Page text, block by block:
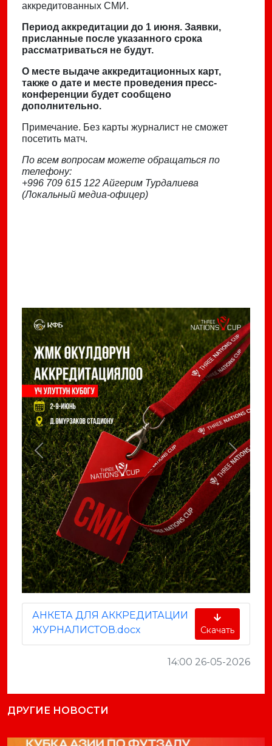
аккредитованных СМИ.
Период аккредитации до 1 июня. Заявки,
присланные после указанного срока
рассматриваться не будут.
О месте выдаче аккредитационных карт,
также о дате и месте проведения пресс-
конференции будет сообщено
дополнительно.
Примечание. Без карты журналист не сможет
посетить матч.
По всем вопросам можете обращаться по
телефону:
+996 709 615 122 Айгерим Турдалиева
(Локальный медиа-офицер)
Previous Next
АНКЕТА ДЛЯ АККРЕДИТАЦИИ
ЖУРНАЛИСТОВ.docx
Скачать
14:00 26-05-2026
ДРУГИЕ НОВОСТИ